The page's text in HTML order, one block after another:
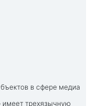
в сфере медиа
трехязычную